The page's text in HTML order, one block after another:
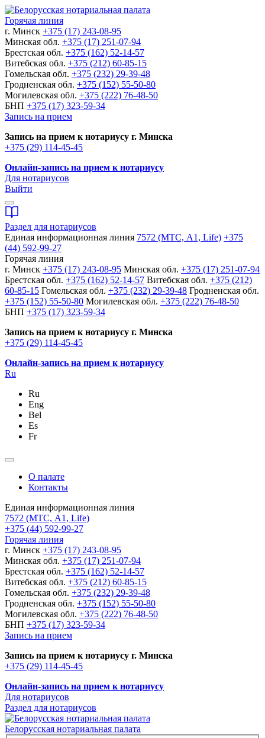
Горячая линия
г. Минск +375 (17) 243-08-95
Минская обл. +375 (17) 251-07-94
Брестская обл. +375 (162) 52-14-57
Витебская обл. +375 (212) 60-85-15
Гомельская обл. +375 (232) 29-39-48
Гродненская обл. +375 (152) 55-50-80
Могилевская обл. +375 (222) 76-48-50
БНП +375 (17) 323-59-34
Запись на прием
Запись на прием к нотариусу г. Минска
+375 (29) 114-45-45
Онлайн-запись на прием к нотариусу
Для нотариусов
Выйти
Раздел для нотариусов
Единая информационная линия 7572 (МТС, A1, Life) +375
(44) 592-99-27
Горячая линия
г. Минск +375 (17) 243-08-95 Минская обл. +375 (17) 251-07-94
Брестская обл. +375 (162) 52-14-57 Витебская обл. +375 (212)
60-85-15 Гомельская обл. +375 (232) 29-39-48 Гродненская обл.
+375 (152) 55-50-80 Могилевская обл. +375 (222) 76-48-50
БНП +375 (17) 323-59-34
Запись на прием к нотариусу г. Минска
+375 (29) 114-45-45
Онлайн-запись на прием к нотариусу
Ru
Ru
Eng
Bel
Es
Fr
О палате
Контакты
Единая информационная линия
7572 (МТС, A1, Life)
+375 (44) 592-99-27
Горячая линия
г. Минск +375 (17) 243-08-95
Минская обл. +375 (17) 251-07-94
Брестская обл. +375 (162) 52-14-57
Витебская обл. +375 (212) 60-85-15
Гомельская обл. +375 (232) 29-39-48
Гродненская обл. +375 (152) 55-50-80
Могилевская обл. +375 (222) 76-48-50
БНП +375 (17) 323-59-34
Запись на прием
Запись на прием к нотариусу г. Минска
+375 (29) 114-45-45
Онлайн-запись на прием к нотариусу
Для нотариусов
Раздел для нотариусов
Белорусская нотариальная палата